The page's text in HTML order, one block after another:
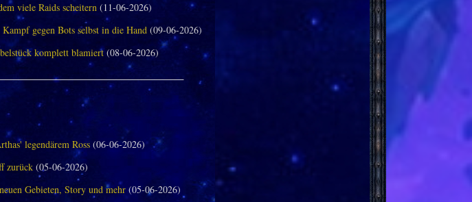
viele Raids scheitern(11-06-2026)
gegen Bots selbst in die Hand(09-06-2026)
komplett blamiert(08-06-2026)
legendärem Ross(06-06-2026)
zurück(05-06-2026)
Gebieten, Story und mehr(05-06-2026)